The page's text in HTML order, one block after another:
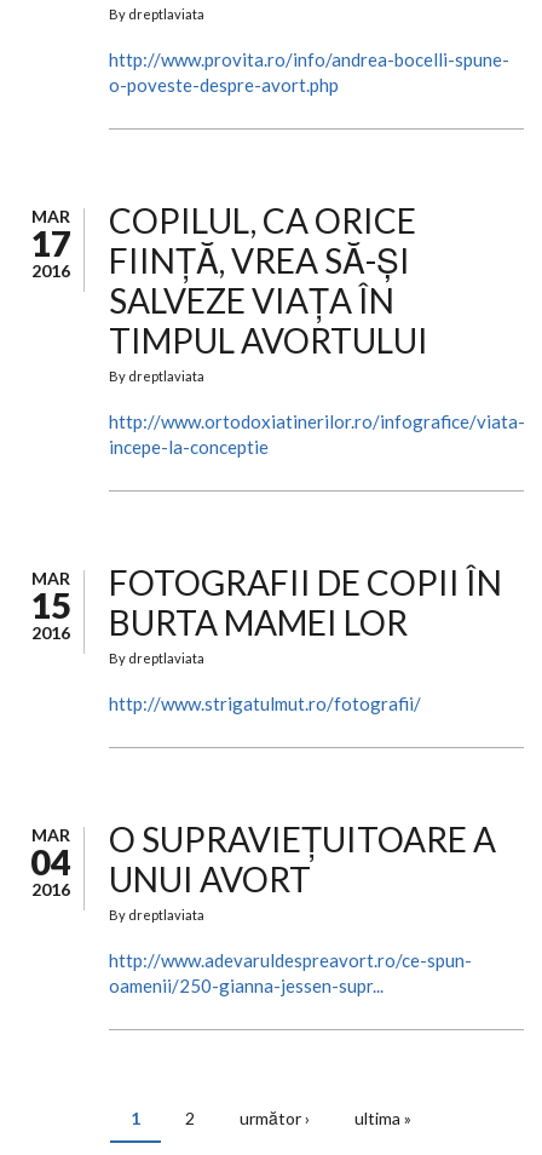
By dreptlaviata
http://www.provita.ro/info/andrea-bocelli-spune-
o-poveste-despre-avort.php
MAR
17
2016
COPILUL, CA ORICE
FIINȚĂ, VREA SĂ-ȘI
SALVEZE VIAȚA ÎN
TIMPUL AVORTULUI
By dreptlaviata
http://www.ortodoxiatinerilor.ro/infografice/viata-
incepe-la-conceptie
MAR
15
2016
FOTOGRAFII DE COPII ÎN
BURTA MAMEI LOR
By dreptlaviata
http://www.strigatulmut.ro/fotografii/
MAR
04
2016
O SUPRAVIEȚUITOARE A
UNUI AVORT
By dreptlaviata
http://www.adevaruldespreavort.ro/ce-spun-
oamenii/250-gianna-jessen-supr...
PAGINI
1 2 următor › ultima »